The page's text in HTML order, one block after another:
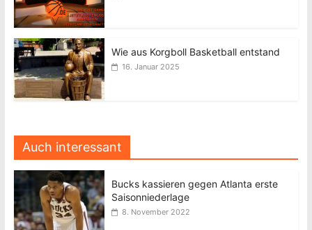
Wie aus Korgboll Basketball entstand
16. Januar 2025
Auch interessant
Bucks kassieren gegen Atlanta erste
Saisonniederlage
8. November 2022